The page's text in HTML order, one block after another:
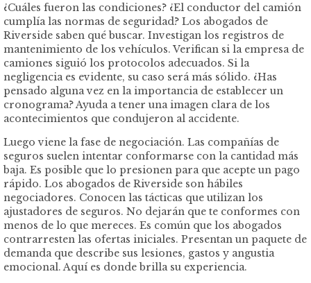
¿Cuáles fueron las condiciones? ¿El conductor del camión
cumplía las normas de seguridad? Los abogados de
Riverside saben qué buscar. Investigan los registros de
mantenimiento de los vehículos. Verifican si la empresa de
camiones siguió los protocolos adecuados. Si la
negligencia es evidente, su caso será más sólido. ¿Has
pensado alguna vez en la importancia de establecer un
cronograma? Ayuda a tener una imagen clara de los
acontecimientos que condujeron al accidente.
Luego viene la fase de negociación. Las compañías de
seguros suelen intentar conformarse con la cantidad más
baja. Es posible que lo presionen para que acepte un pago
rápido. Los abogados de Riverside son hábiles
negociadores. Conocen las tácticas que utilizan los
ajustadores de seguros. No dejarán que te conformes con
menos de lo que mereces. Es común que los abogados
contrarresten las ofertas iniciales. Presentan un paquete de
demanda que describe sus lesiones, gastos y angustia
emocional. Aquí es donde brilla su experiencia.